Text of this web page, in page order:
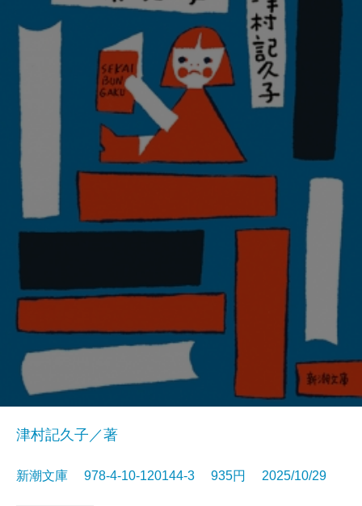
津村記久子／著
新潮文庫 978-4-10-120144-3 935円 2025/10/29